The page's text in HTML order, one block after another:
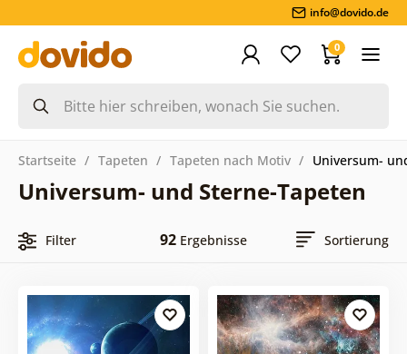
info@dovido.de
0
Startseite Tapeten Tapeten nach Motiv Universum-
Universum- und Sterne-Tapeten
Filter 92 Ergebnisse Sortierung